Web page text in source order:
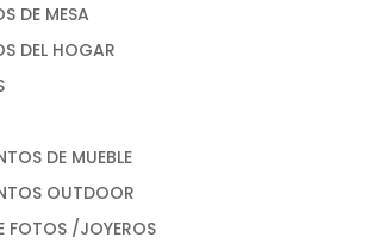
DE MESA
DEL HOGAR
DE MUEBLE
OUTDOOR
FOTOS /JOYEROS